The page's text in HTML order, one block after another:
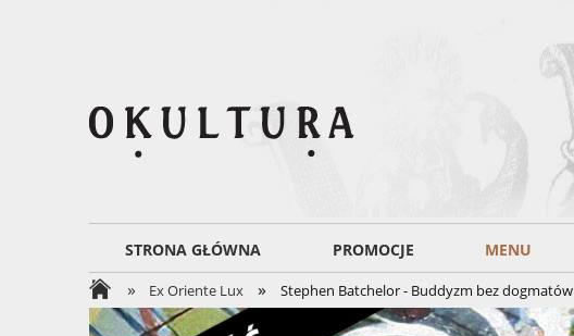
STRONA GŁÓWNA PROMOCJE MENU
» Ex Oriente Lux » Stephen Batchelor - Buddyzm bez dogmatów